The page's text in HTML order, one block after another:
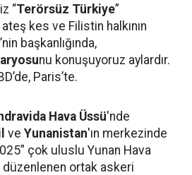
“Terörsüz Türkiye”
kes ve Filistin halkının
başkanlığında,
nu konuşuyoruz aylardır.
Paris’te.
Hava Üssü'nde
ve Yunanistan'ın merkezinde
çok uluslu Yunan Hava
düzenlenen ortak askeri